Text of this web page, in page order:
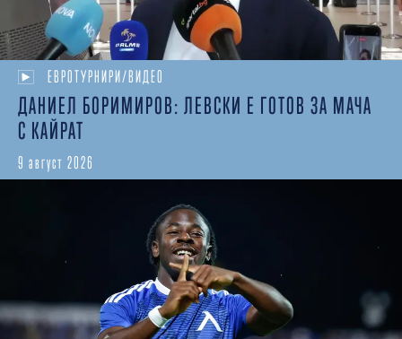
ЕВРОТУРНИРИ/ВИДЕО
ДАНИЕЛ БОРИМИРОВ: ЛЕВСКИ Е ГОТОВ ЗА МАЧА
С КАЙРАТ
9 август 2026